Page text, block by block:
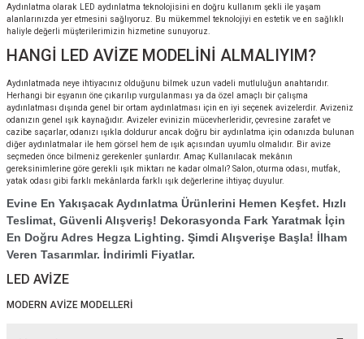
Aydınlatma olarak LED aydınlatma teknolojisini en doğru kullanım şekli ile yaşam
alanlarınızda yer etmesini sağlıyoruz. Bu mükemmel teknolojiyi en estetik ve en sağlıklı
haliyle değerli müşterilerimizin hizmetine sunuyoruz.
HANGİ LED AVİZE MODELİNİ ALMALIYIM?
Aydınlatmada neye ihtiyacınız olduğunu bilmek uzun vadeli mutluluğun anahtarıdır.
Herhangi bir eşyanın öne çıkarılıp vurgulanması ya da özel amaçlı bir çalışma
aydınlatması dışında genel bir ortam aydınlatması için en iyi seçenek avizelerdir. Avizeniz
odanızın genel ışık kaynağıdır. Avizeler evinizin mücevherleridir, çevresine zarafet ve
cazibe saçarlar, odanızı ışıkla doldurur ancak doğru bir aydınlatma için odanızda bulunan
diğer aydınlatmalar ile hem görsel hem de ışık açısından uyumlu olmalıdır. Bir avize
seçmeden önce bilmeniz gerekenler şunlardır. Amaç Kullanılacak mekânın
gereksinimlerine göre gerekli ışık miktarı ne kadar olmalı? Salon, oturma odası, mutfak,
yatak odası gibi farklı mekânlarda farklı ışık değerlerine ihtiyaç duyulur.
Evine En Yakışacak Aydınlatma Ürünlerini Hemen Keşfet. Hızlı
Teslimat, Güvenli Alışveriş! Dekorasyonda Fark Yaratmak İçin
En Doğru Adres Hegza Lighting. Şimdi Alışverişe Başla! İlham
Veren Tasarımlar. İndirimli Fiyatlar.
LED AVİZE
MODERN AVİZE MODELLERİ